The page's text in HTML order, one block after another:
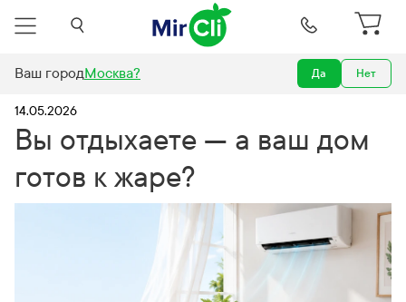
Ваш городМосква? Да Нет
НовостиВы отдыхаете — а ваш дом готов к жаре?
14.05.2026
Вы отдыхаете — а ваш дом
готов к жаре?